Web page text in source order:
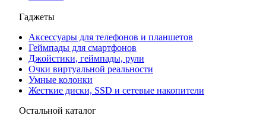
Гаджеты
Аксессуары для телефонов и планшетов
Геймпады для смартфонов
Джойстики, геймпады, рули
Очки виртуальной реальности
Умные колонки
Жесткие диски, SSD и сетевые накопители
Остальной каталог